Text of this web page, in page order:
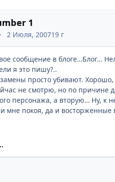
1
2 Июля, 200719 г
сообщение в блоге…Блог…
я это пишу?..
просто убивают. Хорошо,
не смотрю, но по причине
персонажа, а вторую… Ну, к
мне покоя, да и восторженные
Armageddon и Rayman
отзывается. Интересно, так